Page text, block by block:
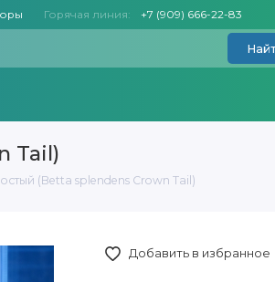
Горячая линия: +7 (909) 666-22-83
Tail)
(Betta splendens Crown Tail)
Добавить в избранное